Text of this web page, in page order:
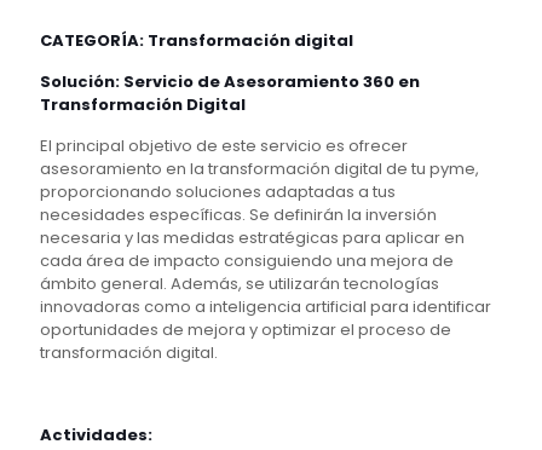
CATEGORÍA: Transformación digital
Solución: Servicio de Asesoramiento 360 en
Transformación Digital
El principal objetivo de este servicio es ofrecer
asesoramiento en la transformación digital de tu pyme,
proporcionando soluciones adaptadas a tus
necesidades específicas. Se definirán la inversión
necesaria y las medidas estratégicas para aplicar en
cada área de impacto consiguiendo una mejora de
ámbito general. Además, se utilizarán tecnologías
innovadoras como a inteligencia artificial para identificar
oportunidades de mejora y optimizar el proceso de
transformación digital.
Actividades: